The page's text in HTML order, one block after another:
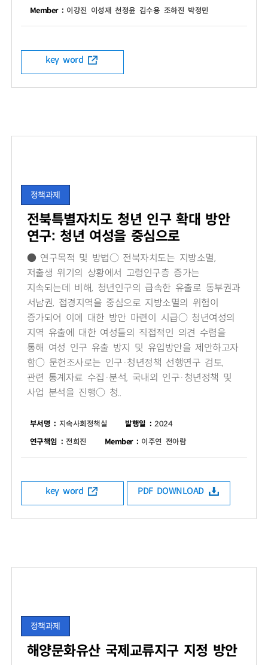
Member : 이강진 이성재 천정윤 김수용 조하진 박정민
key word
정책과제
전북특별자치도 청년 인구 확대 방안
연구: 청년 여성을 중심으로
● 연구목적 및 방법○ 전북자치도는 지방소멸,
저출생 위기의 상황에서 고령인구층 증가는
지속되는데 비해, 청년인구의 급속한 유출로 동부권과
서남권, 접경지역을 중심으로 지방소멸의 위험이
증가되어 이에 대한 방안 마련이 시급○ 청년여성의
지역 유출에 대한 여성들의 직접적인 의견 수렴을
통해 여성 인구 유출 방지 및 유입방안을 제안하고자
함○ 문헌조사로는 인구·청년정책 선행연구 검토,
관련 통계자료 수집·분석, 국내외 인구·청년정책 및
사업 분석을 진행○ 청..
부서명 : 지속사회정책실 발행일 : 2024
연구책임 : 전희진 Member : 이주연 전아람
key word PDF DOWNLOAD
정책과제
해양문화유산 국제교류지구 지정 방안